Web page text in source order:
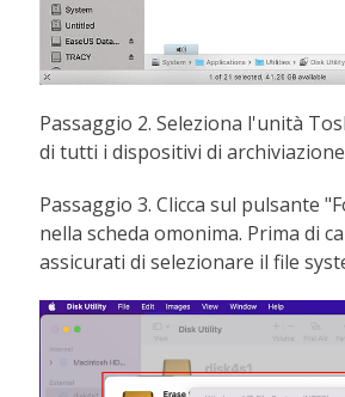
Passaggio 2. Seleziona l'unità
di tutti i dispositivi di
Passaggio 3. Clicca sul pulsante
nella scheda omonima. Prima di
assicurati di selezionare il file